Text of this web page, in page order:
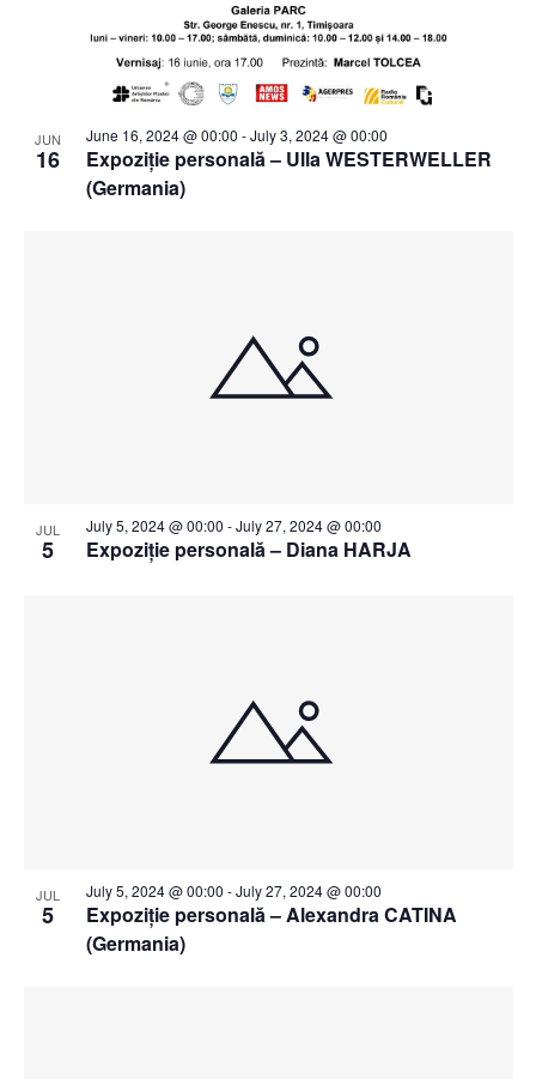
JUN
16
Expoziție personală – Ulla WESTERWELLER
(Germania)
June 16, 2024 @ 00:00 -July 3, 2024 @ 00:00
JUL
5 Expoziție personală – Diana HARJA
July 5, 2024 @ 00:00 -July 27, 2024 @ 00:00
JUL
5
Expoziție personală – Alexandra CATINA
(Germania)
July 5, 2024 @ 00:00 -July 27, 2024 @ 00:00